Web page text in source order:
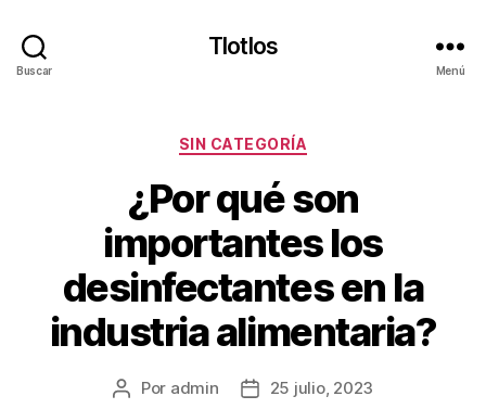
Buscar
Tlotlos
Menú
Categorías
SIN CATEGORÍA
¿Por qué son
importantes los
desinfectantes en la
industria alimentaria?
Autor
Por admin
Fecha25 julio, 2023